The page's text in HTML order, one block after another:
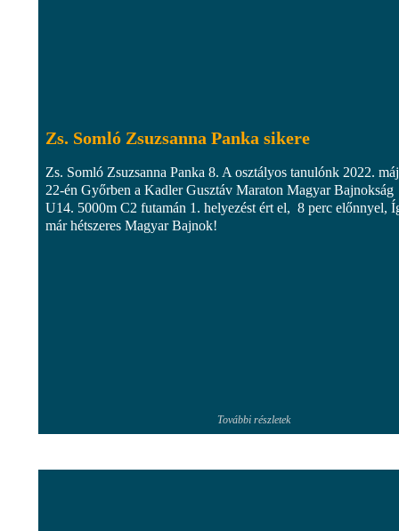
Zs. Somló Zsuzsanna Panka sikere
Zs. Somló Zsuzsanna Panka 8. A osztályos tanulónk 2022.
22-én Győrben a Kadler Gusztáv Maraton Magyar Bajnokság
U14. 5000m C2 futamán 1. helyezést ért el, 8 perc előnnyel,
már hétszeres Magyar Bajnok!
További részletek